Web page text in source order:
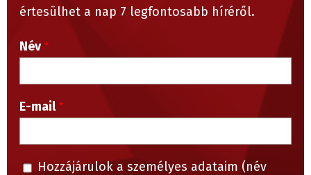
értesülhet a nap 7 legfontosabb híréről.
Név
E-mail
Hozzájárulok a személyes adataim (név